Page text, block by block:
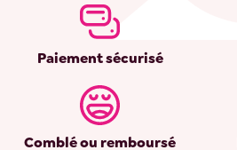
Paiement sécurisé
Comblé ou remboursé